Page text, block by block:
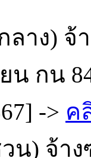
ลาง)
น กน
-> ค
น) จ้า